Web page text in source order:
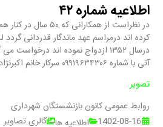
اطلاعیه شماره ۴۲
در نظراست از
کرده اند درمراسم عهد ماندگار قدردانی گردد
درسال ۱۳۵۲ ازدواج نموده اند
آتی با شماره ۰۹۹۱۹۶۳۴۳۰۶ سرکار خانم اکبرنژاد تماس حاصل نمایند.
تصویر
روابط عمومی کانون بازنشستگان شهرداری
1402-08-16
اطلاعیه ها گالری تصاویر